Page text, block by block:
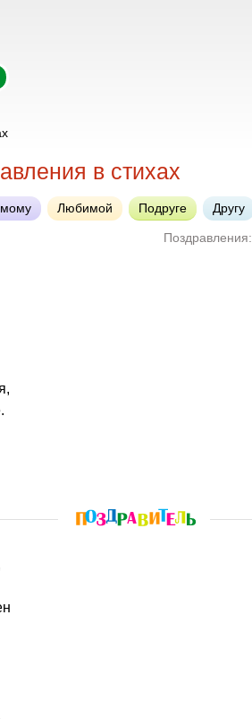
в стихах
Любимой Подруге Другу
Поздравления: